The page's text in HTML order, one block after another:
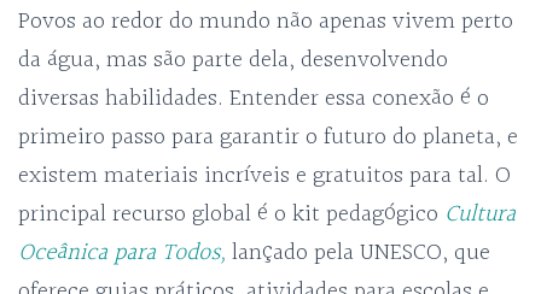
Povos ao redor do mundo não apenas vivem perto
da água, mas são parte dela, desenvolvendo
diversas habilidades. Entender essa conexão é o
primeiro passo para garantir o futuro do planeta, e
existem materiais incríveis e gratuitos para tal. O
principal recurso global é o kit pedagógico Cultura
Oceânica para Todos,lançado pela UNESCO, que